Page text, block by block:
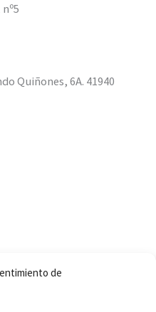
de
Quiñones, 6A. 41940